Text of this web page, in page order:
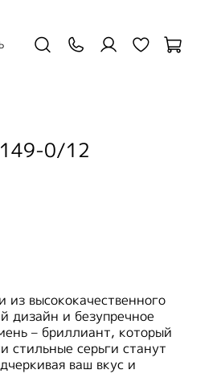
0/12
высококачественного
дизайн и безупречное
– бриллиант, который
стильные серьги станут
ваш вкус и